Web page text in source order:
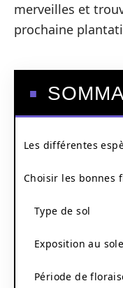
merveilles et
prochaine
Les différentes
Choisir les bonnes
Type de sol
Exposition au
Période de